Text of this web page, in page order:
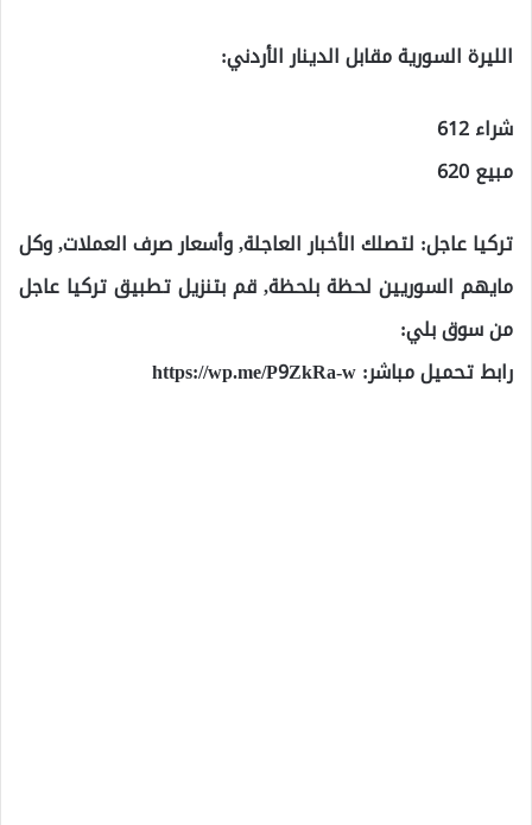
الليرة السورية مقابل الدينار الأردني:
شراء 612
مبيع 620
تركيا عاجل: لتصلك الأخبار العاجلة, وأسعار صرف العملات, وكل
مايهم السوريين لحظة بلحظة, قم بتنزيل تطبيق تركيا عاجل
من سوق بلي:
رابط تحميل مباشر:https://wp.me/P9ZkRa-w